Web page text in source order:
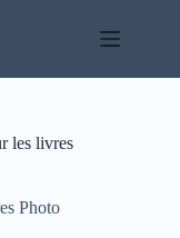
les livres
Photo